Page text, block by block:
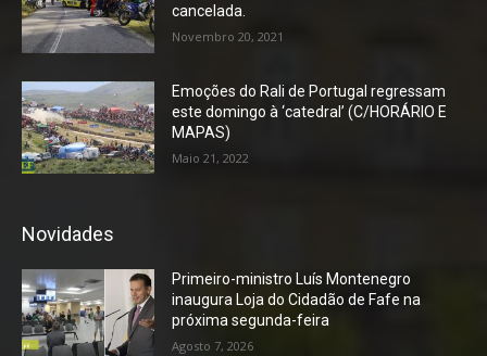
cancelada.
Novembro 20, 2021
Emoções do Rali de Portugal regressam
este domingo à ‘catedral’ (C/HORÁRIO E
MAPAS)
Maio 21, 2022
Novidades
Primeiro-ministro Luís Montenegro
inaugura Loja do Cidadão de Fafe na
próxima segunda-feira
Agosto 7, 2026